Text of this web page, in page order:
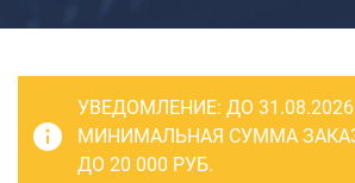
Рюкзаки
Бьюти-кейсы
САКВОЯЖИ
УВЕДОМЛЕНИЕ: ДО 31.08.2026
МИНИМАЛЬНАЯ СУММА
ДО 20 000 РУБ.